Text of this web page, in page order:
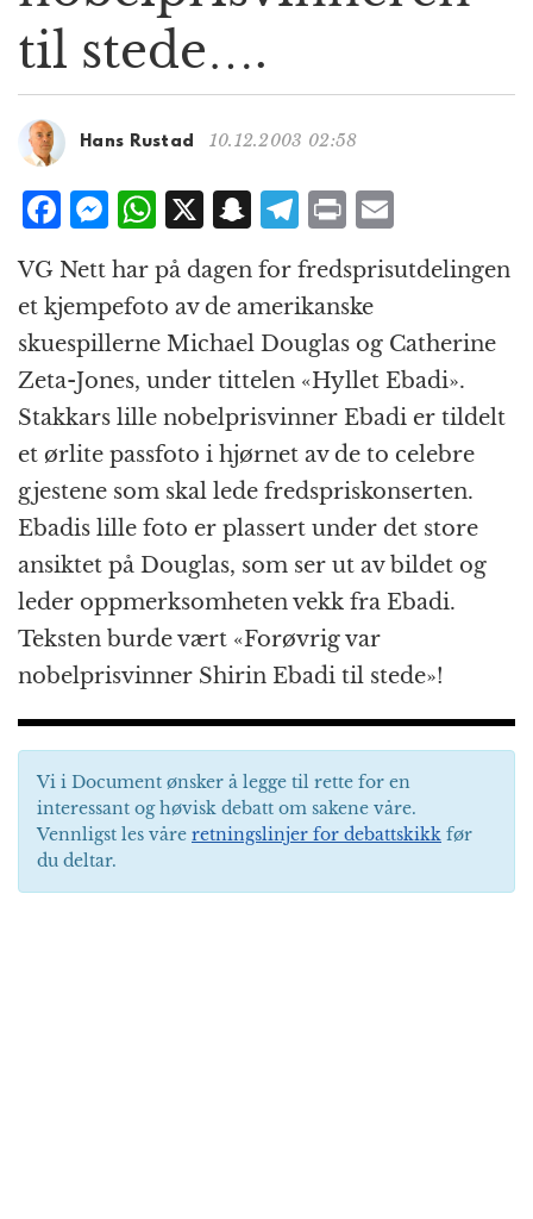
i
n
til stede….
Hans Rustad 10.12.2003 02:58
F
c
e
b
o
o
k
M
e
ss
e
n
g
e
r
W
h
at
s
A
p
p
X S
n
a
p
c
h
at
T
el
e
g
r
a
m
P
n
t
m
ai
l
VG Nett har på dagen for fredsprisutdelingen
et kjempefoto av de amerikanske
skuespillerne Michael Douglas og Catherine
Zeta-Jones, under tittelen «Hyllet Ebadi».
Stakkars lille nobelprisvinner Ebadi er tildelt
et ørlite passfoto i hjørnet av de to celebre
gjestene som skal lede fredspriskonserten.
Ebadis lille foto er plassert under det store
ansiktet på Douglas, som ser ut av bildet og
leder oppmerksomheten vekk fra Ebadi.
Teksten burde vært «Forøvrig var
nobelprisvinner Shirin Ebadi til stede»!
Vi i Document ønsker å legge til rette for en
interessant og høvisk debatt om sakene våre.
Vennligst les våre retningslinjer for debattskikk før
du deltar.